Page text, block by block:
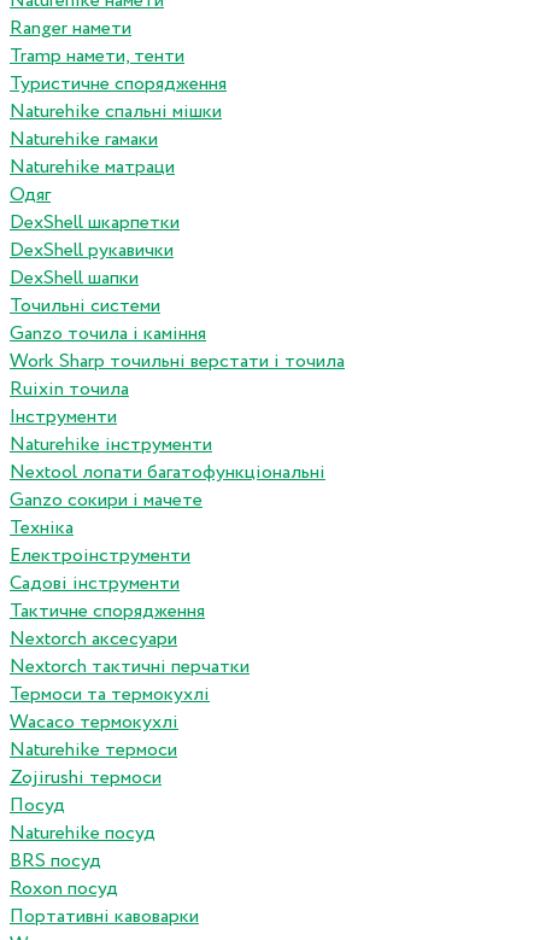
Ranger намети
Tramp намети, тенти
Туристичне спорядження
Naturehike спальні мішки
Naturehike гамаки
Naturehike матраци
Одяг
DexShell шкарпетки
DexShell рукавички
DexShell шапки
Точильні системи
Ganzo точила і каміння
Work Sharp точильні верстати і точила
Ruixin точила
Інструменти
Naturehike інструменти
Nextool лопати багатофункціональні
Ganzo сокири і мачете
Техніка
Електроінструменти
Садові інструменти
Тактичне спорядження
Nextorch аксесуари
Nextorch тактичні перчатки
Термоси та термокухлі
Wacaco термокухлі
Naturehike термоси
Zojirushi термоси
Посуд
Naturehike посуд
BRS посуд
Roxon посуд
Портативні кавоварки